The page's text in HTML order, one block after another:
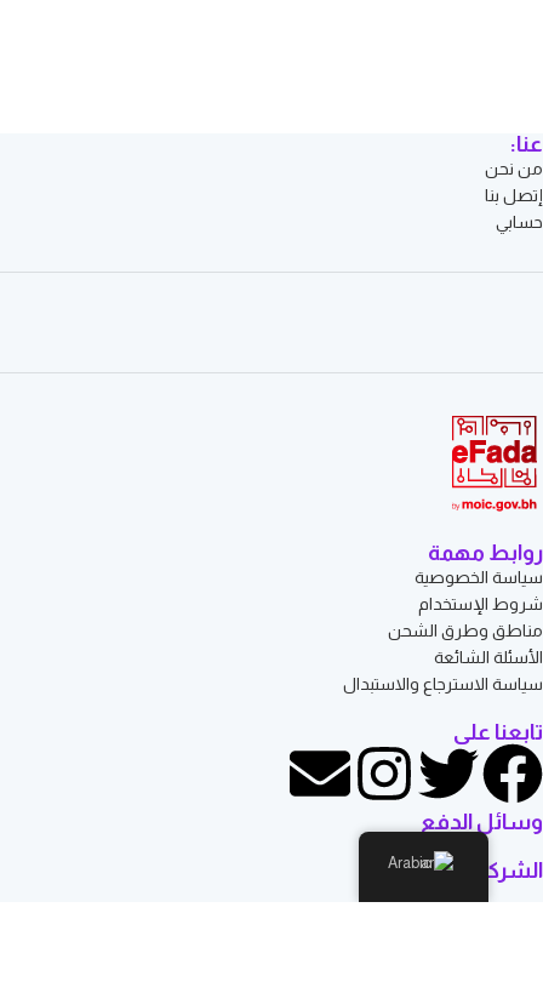
عنا:
من نحن
إتصل بنا
حسابي
روابط مهمة
سياسة الخصوصية
شروط الإستخدام
مناطق وطرق الشحن
الأسئلة الشائعة
سياسة الاسترجاع والاستبدال
تابعنا على
وسائل الدفع
الشركاء اللوجستيين
Arabic